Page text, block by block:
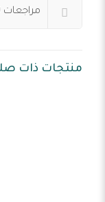
مراجعات
منتجات ذات